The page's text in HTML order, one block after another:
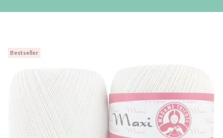
Bestseller